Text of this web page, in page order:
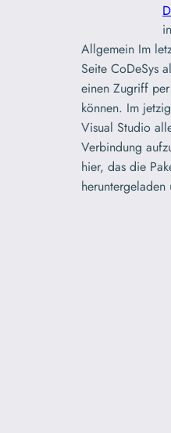
in
Allgemein Im
Seite CoDeSys
einen Zugriff
können. Im
Visual Studio
Verbindung
hier, das die